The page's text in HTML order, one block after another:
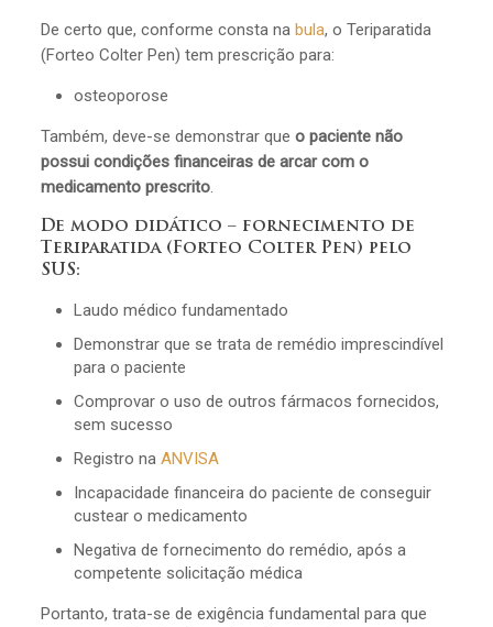
De certo que, conforme consta na bula, o Teriparatida
(Forteo Colter Pen) tem prescrição para:
osteoporose
Também, deve-se demonstrar queo paciente não
possui condições financeiras de arcar com o
medicamento prescrito.
De modo didático – fornecimento de
Teriparatida (Forteo Colter Pen) pelo
SUS:
Laudo médico fundamentado
Demonstrar que se trata de remédio imprescindível
para o paciente
Comprovar o uso de outros fármacos fornecidos,
sem sucesso
Registro naANVISA
Incapacidade financeira do paciente de conseguir
custear o medicamento
Negativa de fornecimento do remédio, após a
competente solicitação médica
Portanto, trata-se de exigência fundamental para que